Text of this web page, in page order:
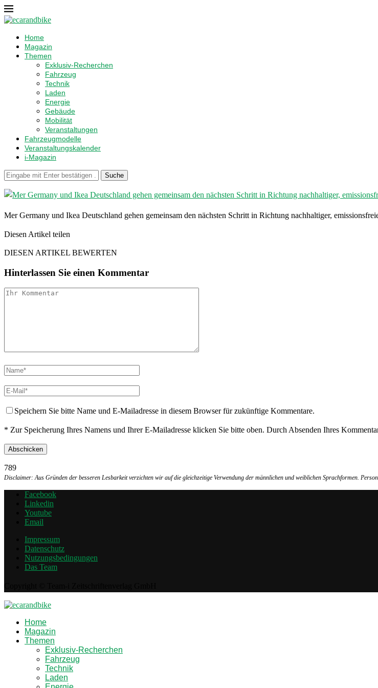
Home
Magazin
Themen
Exklusiv-Recherchen
Fahrzeug
Technik
Laden
Energie
Gebäude
Mobilität
Veranstaltungen
Fahrzeugmodelle
Veranstaltungskalender
i-Magazin
Suche
Mer Germany und Ikea Deutschland gehen gemeinsam den nächsten Schritt in Richtung nachhaltiger,
Diesen Artikel teilen
DIESEN ARTIKEL BEWERTEN
Hinterlassen Sie einen Kommentar
Speichern Sie bitte Name und E-Mailadresse in diesem Browser für zukünftige Kommentare.
* Zur Speicherung Ihres Namens und Ihrer E-Mailadresse klicken Sie bitte oben. Durch Absenden Ihres
789
Disclaimer: Aus Gründen der besseren Lesbarkeit verzichten wir auf die gleichzeitige Verwendung der männlichen und weiblichen Sprachformen.
Facebook
Linkedin
Youtube
Email
Impressum
Datenschutz
Nutzungsbedingungen
Das Team
Home
Magazin
Themen
Exklusiv-Recherchen
Fahrzeug
Technik
Laden